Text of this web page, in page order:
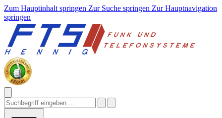
Zum Hauptinhalt springen Zur Suche springen Zur Hauptnavigation
springen